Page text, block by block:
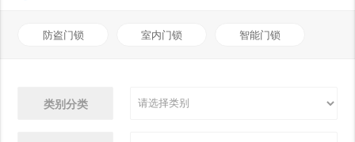
防盗门锁 室内门锁 智能门锁
类别分类